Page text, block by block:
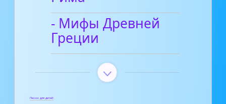
- Мифы Древней
Греции
Песни для детей